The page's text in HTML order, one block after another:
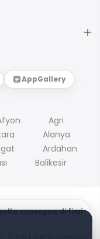
AppGallery
Agri
Alanya
Ardahan
Balikesir
consegna di fiori